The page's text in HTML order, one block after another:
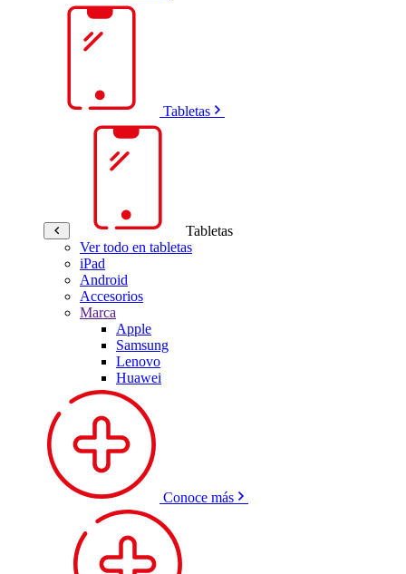
Tabletas
Tabletas
Ver todo en tabletas
iPad
Android
Accesorios
Marca
Apple
Samsung
Lenovo
Huawei
Conoce más